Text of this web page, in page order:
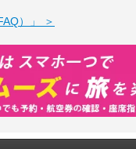
）」 ＞